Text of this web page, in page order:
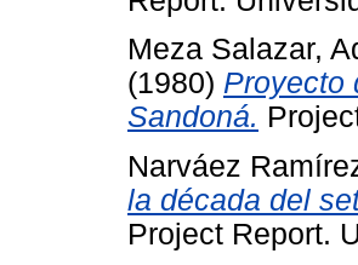
Meza Salazar,
(1980) Proyecto
Sandoná.
Narváez
la década del
Project Report.